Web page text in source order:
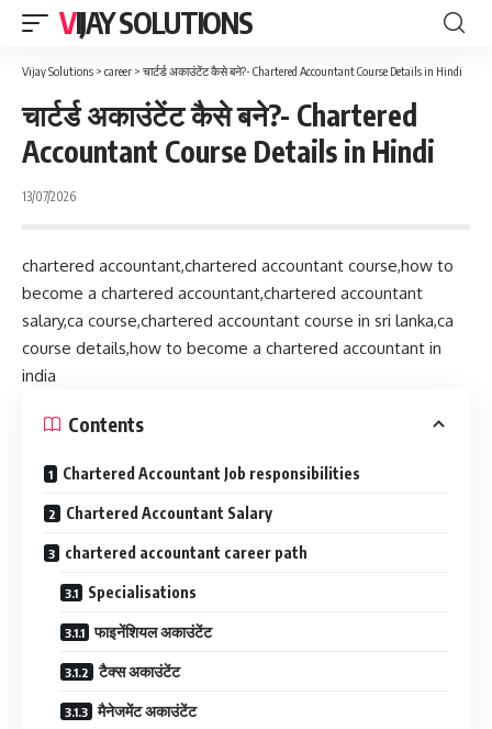
VIJAY SOLUTIONS
Vijay Solutions > career > चार्टर्ड अकाउंटेंट कैसे बने?- Chartered Accountant Course Details in Hindi
चार्टर्ड अकाउंटेंट कैसे बने?- Chartered
Accountant Course Details in Hindi
13/07/2026
chartered accountant,chartered accountant course,how to
become a chartered accountant,chartered accountant
salary,ca course,chartered accountant course in sri lanka,ca
course details,how to become a chartered accountant in
india
Contents
Chartered Accountant Job responsibilities
Chartered Accountant Salary
chartered accountant career path
Specialisations
फाइनेंशियल अकाउंटेंट
टैक्स अकाउंटेंट
मैनेजमेंट अकाउंटेंट